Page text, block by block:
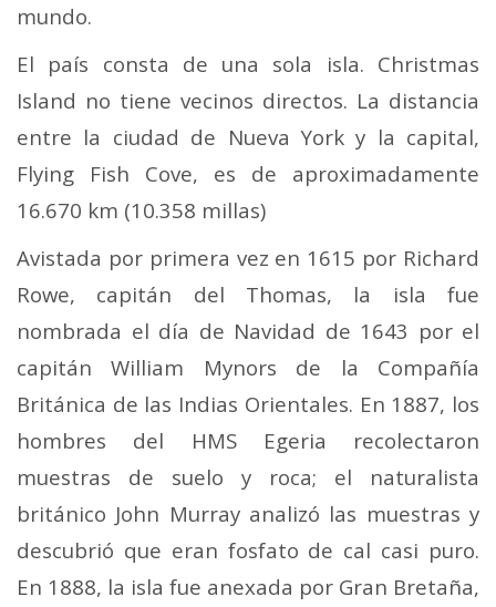
mundo.
El país consta de una sola isla. Christmas
Island no tiene vecinos directos. La distancia
entre la ciudad de Nueva York y la capital,
Flying Fish Cove, es de aproximadamente
16.670 km (10.358 millas)
Avistada por primera vez en 1615 por Richard
Rowe, capitán del Thomas, la isla fue
nombrada el día de Navidad de 1643 por el
capitán William Mynors de la Compañía
Británica de las Indias Orientales. En 1887, los
hombres del HMS Egeria recolectaron
muestras de suelo y roca; el naturalista
británico John Murray analizó las muestras y
descubrió que eran fosfato de cal casi puro.
En 1888, la isla fue anexada por Gran Bretaña,